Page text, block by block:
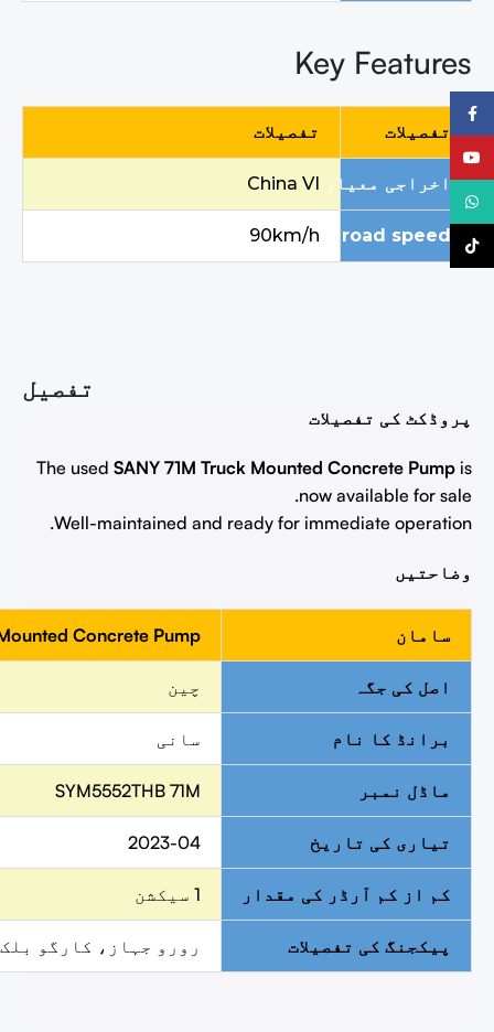
Key Features
تفصیلات تفصیلات
اخراجی معیار China VI
Maximum road speed
90km/h
تفصیل
پروڈکٹ کی تفصیلات
The used SANY 71M Truck Mounted Concrete Pump is
now available for sale.
Well-maintained and ready for immediate operation.
وضاحتیں
سامان Concrete Pump
اصل کی جگہ چین
برانڈ کا نام سانی
ماڈل نمبر SYM5552THB 71M
تیاری کی تاریخ 2023-04
کم از کم آرڈر کی مقدار 1 سیکشن
پیکجنگ کی تفصیلات رورو جہاز، کارگو
فیس بک
یوٹیوب
ٹِک ٹاک